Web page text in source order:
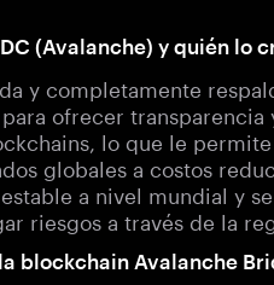
(Avalanche) y quién lo
y completamente
ofrecer transparencia
lo que le
globales a costos
a nivel mundial y
riesgos a través de la
blockchain Avalanche